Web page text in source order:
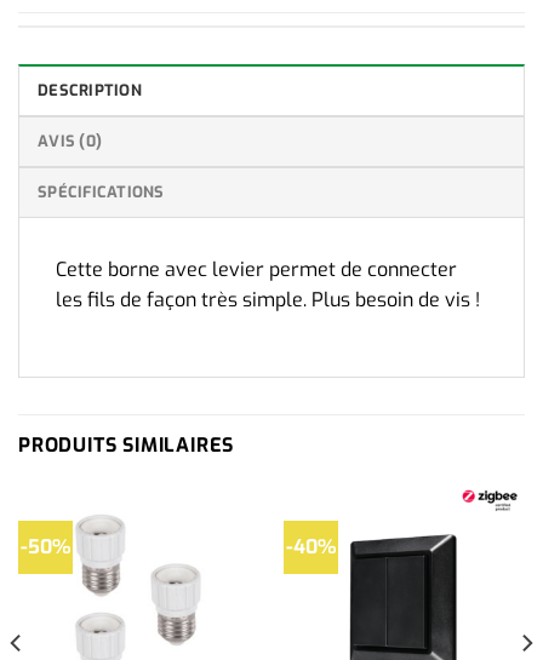
DESCRIPTION
AVIS (0)
SPÉCIFICATIONS
Cette borne avec levier permet de connecter
les fils de façon très simple. Plus besoin de vis !
PRODUITS SIMILAIRES
-50% -40%